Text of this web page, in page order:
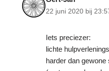
22 juni 2020 bij
Iets preciezer:
lichte
harder dan